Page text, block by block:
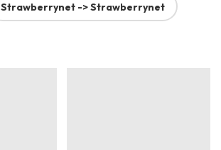
Strawberrynet -> Strawberrynet